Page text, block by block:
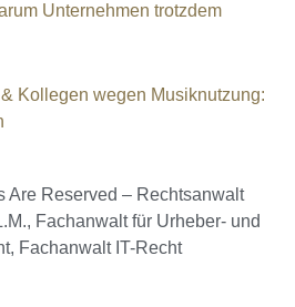
Unternehmen trotzdem
Kollegen wegen Musiknutzung:
Reserved – Rechtsanwalt
Fachanwalt für Urheber- und
Fachanwalt IT-Recht
zu
100
%
auf
9
auf
werfen